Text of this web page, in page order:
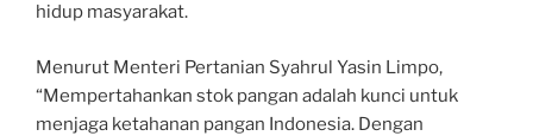
hidup masyarakat.
Menurut Menteri Pertanian Syahrul Yasin Limpo,
“Mempertahankan stok pangan adalah kunci untuk
menjaga ketahanan pangan Indonesia. Dengan